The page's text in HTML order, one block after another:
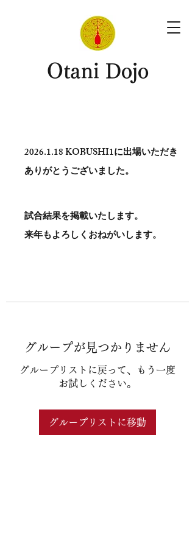
​Otani Dojo
2026.1.18KOBUSHI1に出場いただき
ありがとう​ございました。
試合結果を掲載いたします。
​来年もよろしくおねがいします。
グループが見つかりません
グループリストに戻って、もう一度
お試しください。
グループリストに移動